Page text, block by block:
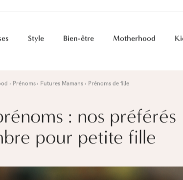
Style Bien-être Motherhood
Prénoms Futures Mamans Prénoms de fille
: nos préférés
pour petite fille